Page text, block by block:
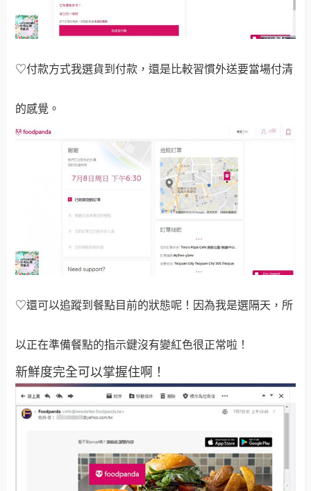
♡付款方式我選貨到付款，還是比較習慣外送要當場付清
的感覺。
♡還可以追蹤到餐點目前的狀態呢！因為我是選隔天，所
以正在準備餐點的指示鍵沒有變紅色很正常啦！
新鮮度完全可以掌握住啊！